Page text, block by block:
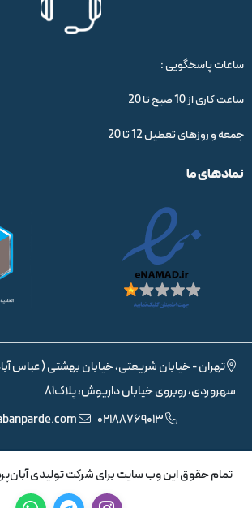
ساعات پاسخگویی :
ساعت کاری از 10 صبح تا 20
جمعه و روزهای تعطیل 12 تا 20
نمادهای ما
تهران - خیابان شریعتی، خیابان بهشتی ( عباس
سهروردی، روبروی خیابان داریوش، پلاک81
02188769013
تمام حقوق اين وب سايت برای شرکت تولیدی